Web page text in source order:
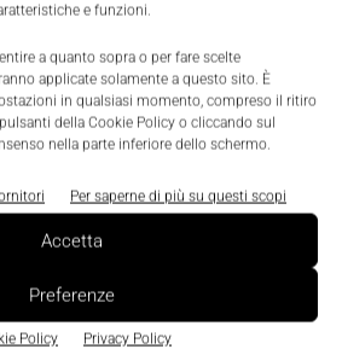
e funzioni.
a quanto sopra o per fare scelte
applicate solamente a questo sito. È
in qualsiasi momento, compreso il ritiro
della Cookie Policy o cliccando sul
nella parte inferiore dello schermo.
Per saperne di più su questi scopi
Accetta
Preferenze
Policy Privacy Policy